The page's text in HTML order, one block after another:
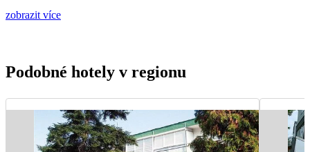
zobrazit více
Podobné hotely v regionu